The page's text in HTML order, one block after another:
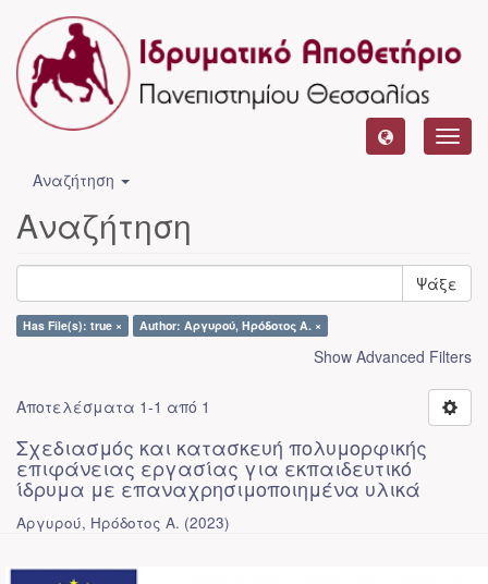
Αναζήτηση
Αναζήτηση
Ψάξε
Has File(s): true × Author: Αργυρού, Ηρόδοτος Α. ×
Show Advanced Filters
Αποτελέσματα 1-1 από 1
Σχεδιασμός και κατασκευή πολυμορφικής
επιφάνειας εργασίας για εκπαιδευτικό
ίδρυμα με επαναχρησιμοποιημένα υλικά
Αργυρού, Ηρόδοτος Α. (2023)